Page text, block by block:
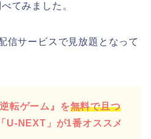
てみました。
信サービスで見放題となって
転ゲーム』を無料で且つ
U-NEXT」が1番オススメ